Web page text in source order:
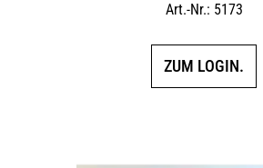
Art.-Nr.: 5173
ZUM LOGIN.